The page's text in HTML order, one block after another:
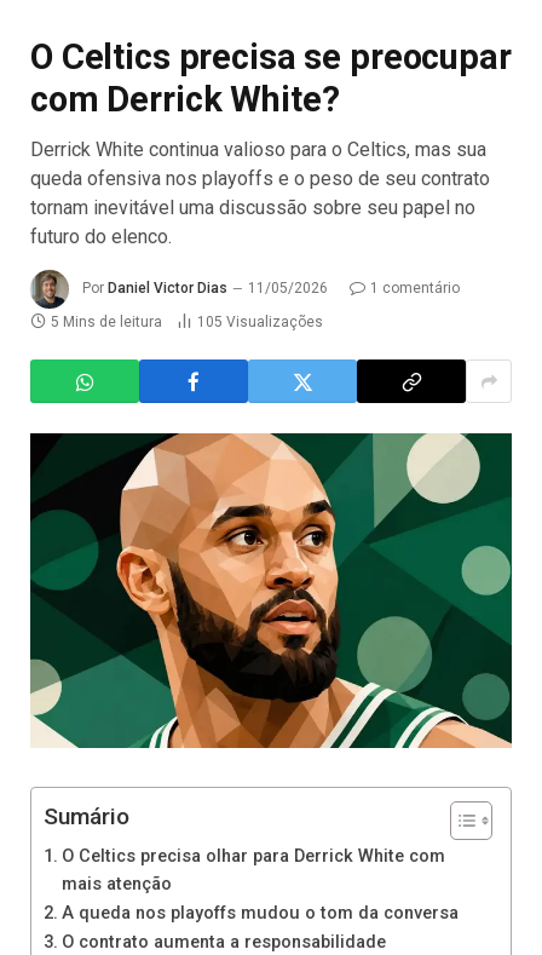
O Celtics precisa se preocupar
com Derrick White?
Derrick White continua valioso para o Celtics, mas sua
queda ofensiva nos playoffs e o peso de seu contrato
tornam inevitável uma discussão sobre seu papel no
futuro do elenco.
Por Daniel Victor Dias 11/05/2026
1 comentário
5 Mins de leitura
105 Visualizações
Sumário
O Celtics precisa olhar para Derrick White com
mais atenção
A queda nos playoffs mudou o tom da conversa
O contrato aumenta a responsabilidade